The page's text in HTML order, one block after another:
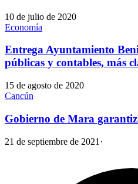
10 de julio de 2020
Economía
Entrega Ayuntamiento
públicas y contables, más
15 de agosto de 2020
Cancún
Gobierno de Mara
21 de septiembre de 2021 ·